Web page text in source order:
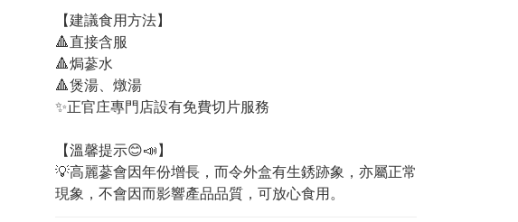
【建議食用方法】
🔺直接含服
🔺焗蔘水
🔺煲湯、燉湯
✨正官庄專門店設有免費切片服務
【溫馨提示😊📣】
💡高麗蔘會因年份增長，而令外盒有生銹跡象，亦屬正常
現象，不會因而影響產品品質，可放心食用。